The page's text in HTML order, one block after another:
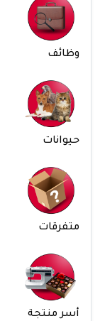
وظائف
حيوانات
متفرقات
أسر منتجة